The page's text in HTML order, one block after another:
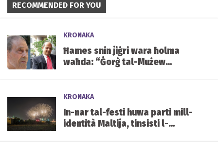
RECOMMENDED FOR YOU
KRONAKA
Ħames snin jiġri wara ħolma
waħda: “Ġorġ tal-Mużew
KRONAKA
In-nar tal-festi huwa parti mill-
identità Maltija, tinsisti l-